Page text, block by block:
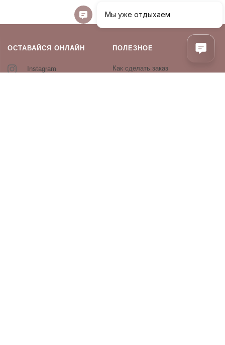
ОСТАВАЙСЯ ОНЛАЙН
Instagram
ПОЛЕЗНОЕ
Как сделать заказ